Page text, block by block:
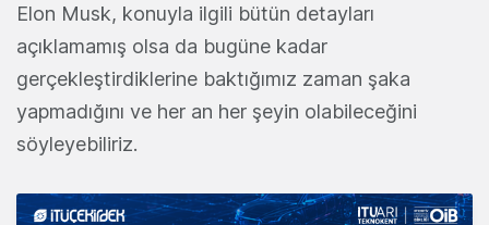
Elon Musk, konuyla ilgili bütün detayları
açıklamamış olsa da bugüne kadar
gerçekleştirdiklerine baktığımız zaman şaka
yapmadığını ve her an her şeyin olabileceğini
söyleyebiliriz.